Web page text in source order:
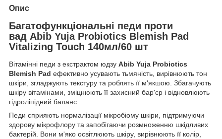
Опис
Багатофункціональні педи проти
вад Abib Yuja Probiotics Blemish Pad
Vitalizing Touch 140мл/60 шт
Вітамінні педи з екстрактом юдзу Abib Yuja Probiotics
Blemish Pad ефективно усувають тьмяність, вирівнюють тон
шкіри, згладжують текстуру та роблять її м'якшою. Збагачують
шкіру вітамінами, зміцнюють її захисний бар'єр і відновлюють
гідроліпідний баланс.
Педи сприяють нормалізації мікробіому шкіри, підтримуючи
здорову мікрофлору та запобігаючи розмноженню шкідливих
бактерій. Вони м'яко освітлюють шкіру, вирівнюють її колір,